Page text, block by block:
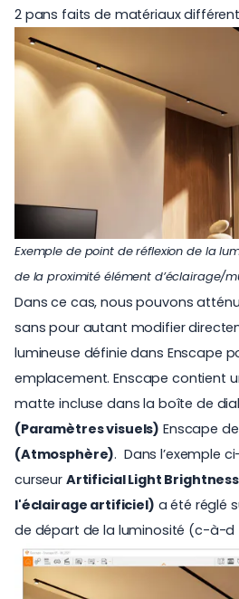
2 pans faits de matériaux
Exemple de point de réflexion de la
de la proximité élément d’éclairage/
Dans ce cas, nous pouvons
sans pour autant modifier
lumineuse définie dans Enscape
emplacement. Enscape contient
matte incluse dans la boîte de
(Paramètres visuels) Enscape
(Atmosphère). Dans l’exemple
curseur Artificial Light
l'éclairage artificiel) a été réglé
de départ de la luminosité (c-à-d